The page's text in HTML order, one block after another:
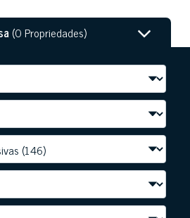
(0 Propriedades)